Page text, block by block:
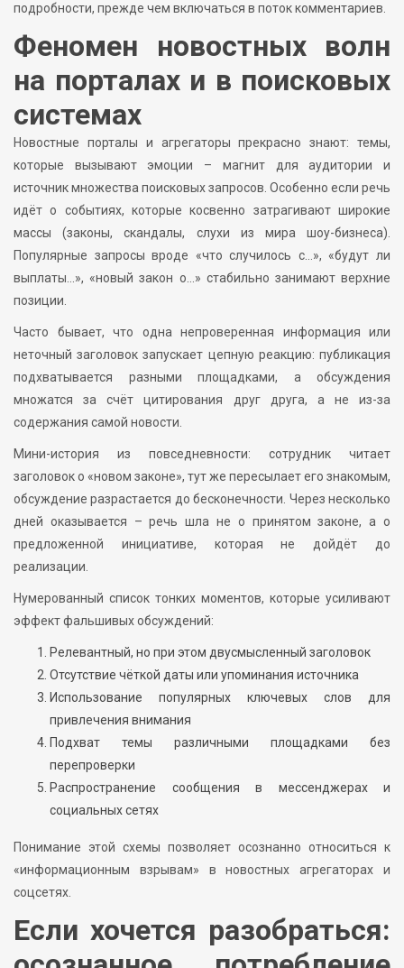
подробности, прежде чем включаться в поток комментариев.
Феномен новостных волн
на порталах и в поисковых
системах
Новостные порталы и агрегаторы прекрасно знают: темы,
которые вызывают эмоции – магнит для аудитории и
источник множества поисковых запросов. Особенно если речь
идёт о событиях, которые косвенно затрагивают широкие
массы (законы, скандалы, слухи из мира шоу-бизнеса).
Популярные запросы вроде «что случилось с…», «будут ли
выплаты…», «новый закон о…» стабильно занимают верхние
позиции.
Часто бывает, что одна непроверенная информация или
неточный заголовок запускает цепную реакцию: публикация
подхватывается разными площадками, а обсуждения
множатся за счёт цитирования друг друга, а не из-за
содержания самой новости.
Мини-история из повседневности: сотрудник читает
заголовок о «новом законе», тут же пересылает его знакомым,
обсуждение разрастается до бесконечности. Через несколько
дней оказывается – речь шла не о принятом законе, а о
предложенной инициативе, которая не дойдёт до
реализации.
Нумерованный список тонких моментов, которые усиливают
эффект фальшивых обсуждений:
Релевантный, но при этом двусмысленный заголовок
Отсутствие чёткой даты или упоминания источника
Использование популярных ключевых слов для
привлечения внимания
Подхват темы различными площадками без
перепроверки
Распространение сообщения в мессенджерах и
социальных сетях
Понимание этой схемы позволяет осознанно относиться к
«информационным взрывам» в новостных агрегаторах и
соцсетях.
Если хочется разобраться: